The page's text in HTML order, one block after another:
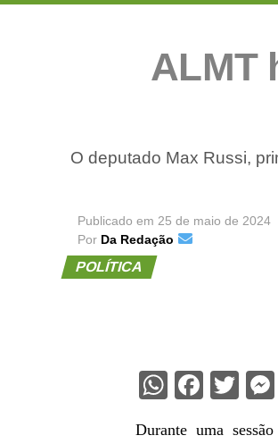
ALMT
O deputado Max Russi,
Publicado em 25 de maio de 2024
Por Da Redação
POLÍTICA
Durante uma